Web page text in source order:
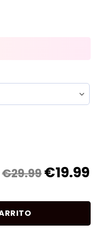
€29.99€19.99